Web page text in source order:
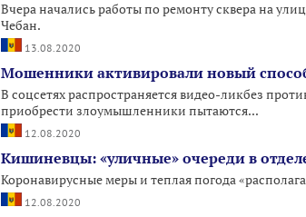
Вчера начались работы по ремонту сквера на
Чебан.
13.08.2020
Мошенники активировали новый
В соцсетях распространяется видео-ликбез
приобрести злоумышленники пытаются...
12.08.2020
Кишиневцы: «уличные» очереди в
Коронавирусные меры и теплая погода
12.08.2020